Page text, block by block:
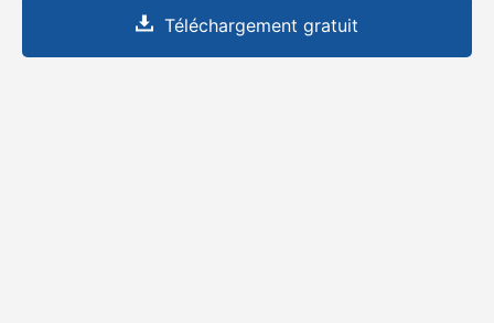
Téléchargement gratuit